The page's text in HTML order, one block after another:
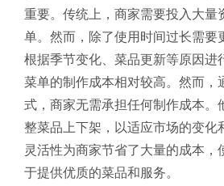
重要。传统上，商家需要投入大量
单。然而，除了使用时间过长需要
根据季节变化、菜品更新等原因进
菜单的制作成本相对较高。然而，
式，商家无需承担任何制作成本。
整菜品上下架，以适应市场的变化
灵活性为商家节省了大量的成本，
于提供优质的菜品和服务。